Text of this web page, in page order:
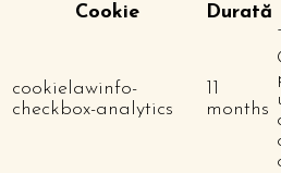
Cookie
Durată
cookielawinfo-
checkbox-analytics
11
months